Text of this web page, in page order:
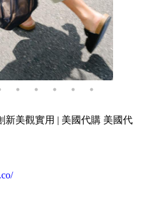
新美觀實用 | 美國代購 美國代